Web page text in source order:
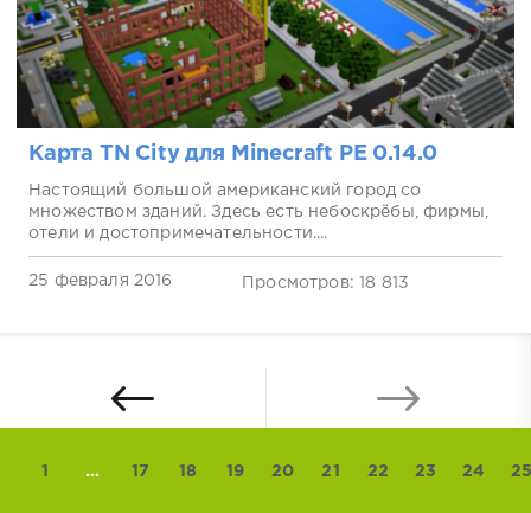
Карта TN City для Minecraft PE 0.14.0
Настоящий большой американский город со
множеством зданий. Здесь есть небоскрёбы, фирмы,
отели и достопримечательности....
25 февраля 2016 Просмотров: 18 813
1 ... 17 18 19 20 21 22 23 24 25